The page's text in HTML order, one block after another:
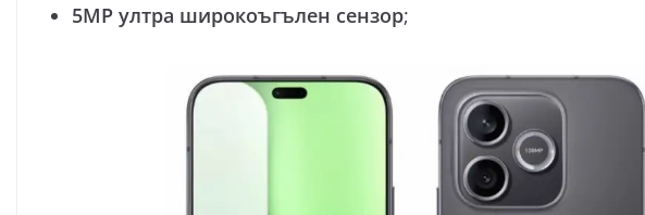
5MP ултра широкоъгълен сензор;